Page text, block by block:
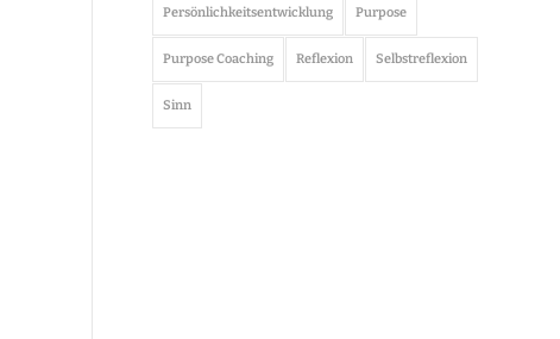
Persönlichkeitsentwicklung Purpose
Purpose Coaching Reflexion Selbstreflexion
Sinn